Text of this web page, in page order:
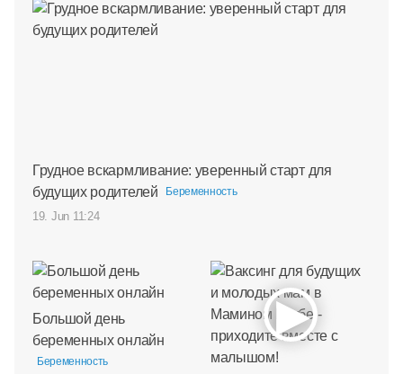
Грудное вскармливание: уверенный старт для
будущих родителей
Беременность
19. Jun 11:24
Большой день
беременных онлайн
Беременность